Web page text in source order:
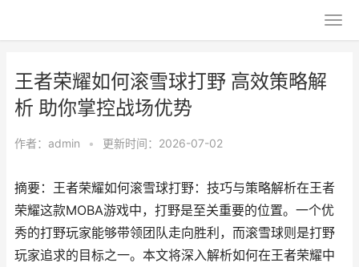
王者荣耀如何滚雪球打野 高效策略解
析 助你掌控战场优势
作者： admin • 更新时间：2026-07-02
摘要：王者荣耀如何滚雪球打野：技巧与策略解析在王者
荣耀这款MOBA游戏中，打野是至关重要的位置。一个优
秀的打野玩家能够带领团队走向胜利，而滚雪球则是打野
玩家追求的目标之一。本文将深入解析如何在王者荣耀中